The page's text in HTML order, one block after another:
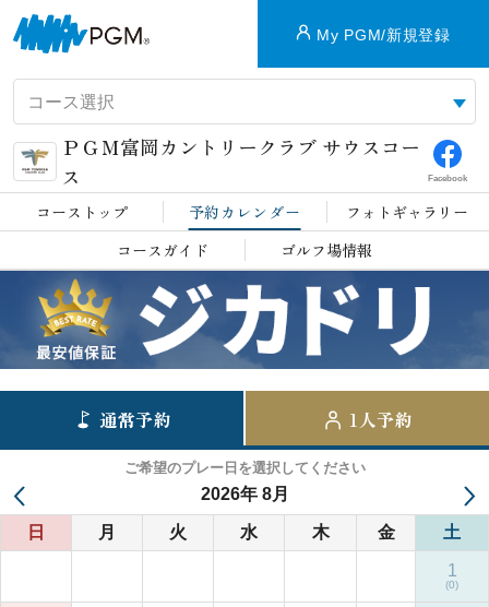
My PGM/新規登録
ＰＧＭ富岡カントリークラブ サウスコー
ス
Facebook
コーストップ 予約カレンダー
フォトギャラリー
コースガイド
ゴルフ場情報
通常予約 1人予約
ご希望のプレー日を選択してください
2026年 8月
日 月 火 水 木 金 土
1